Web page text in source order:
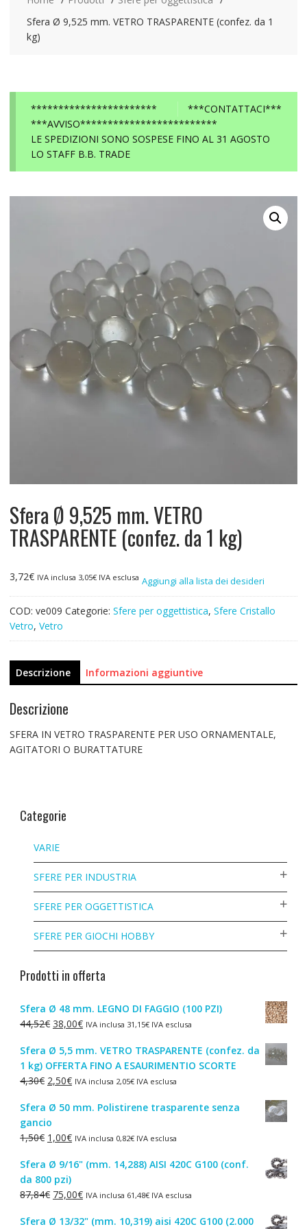
Sfera Ø 9,525 mm. VETRO TRASPARENTE (confez. da 1
kg)
***CONTATTACI***
***********************
***AVVISO*************************
LE SPEDIZIONI SONO SOSPESE FINO AL 31 AGOSTO
LO STAFF B.B. TRADE
Sfera Ø 9,525 mm. VETRO
TRASPARENTE (confez. da 1 kg)
3,72€ IVA inclusa 3,05€IVA esclusa Aggiungi alla lista dei desideri
COD: ve009 Categorie: Sfere per oggettistica, Sfere Cristallo
Vetro, Vetro
Descrizione Informazioni aggiuntive
Descrizione
SFERA IN VETRO TRASPARENTE PER USO ORNAMENTALE,
AGITATORI O BURATTATURE
Categorie
VARIE
SFERE PER INDUSTRIA
SFERE PER OGGETTISTICA
SFERE PER GIOCHI HOBBY
Prodotti in offerta
Sfera Ø 48 mm. LEGNO DI FAGGIO (100 PZI)
44,52€ Il
originale
era:
44,52€.
38,00€Il
attuale
è:
38,00€.
IVA inclusa 31,15€IVA esclusa
Sfera Ø 5,5 mm. VETRO TRASPARENTE (confez. da
1 kg) OFFERTA FINO A ESAURIMENTIO SCORTE
4,30€ Il
originale
era:
4,30€.
2,50€Il
attuale
2,50€.
IVA inclusa 2,05€IVA esclusa
Sfera Ø 50 mm. Polistirene trasparente senza
gancio
1,50€ Il
originale
era:
1,50€.
1,00€Il
attuale
è:
1,00€.
IVA inclusa 0,82€IVA esclusa
Sfera Ø 9/16" (mm. 14,288) AISI 420C G100 (conf.
da 800 pzi)
87,84€ Il
originale
75,00€Il
attuale
IVA inclusa 61,48€IVA esclusa
Sfera Ø 13/32" (mm. 10,319) aisi 420C G100 (2.000